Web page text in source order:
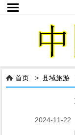

 首页 >县域旅游
2024-11-